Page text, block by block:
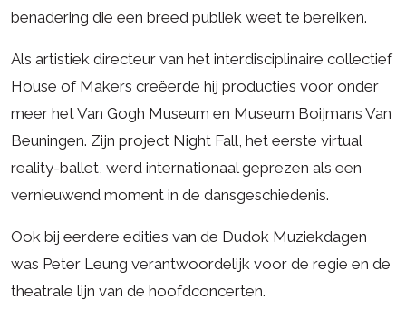
benadering die een breed publiek weet te bereiken.
Als artistiek directeur van het interdisciplinaire collectief
House of Makers creëerde hij producties voor onder
meer het Van Gogh Museum en Museum Boijmans Van
Beuningen. Zijn project Night Fall, het eerste virtual
reality-ballet, werd internationaal geprezen als een
vernieuwend moment in de dansgeschiedenis.
Ook bij eerdere edities van de Dudok Muziekdagen
was Peter Leung verantwoordelijk voor de regie en de
theatrale lijn van de hoofdconcerten.